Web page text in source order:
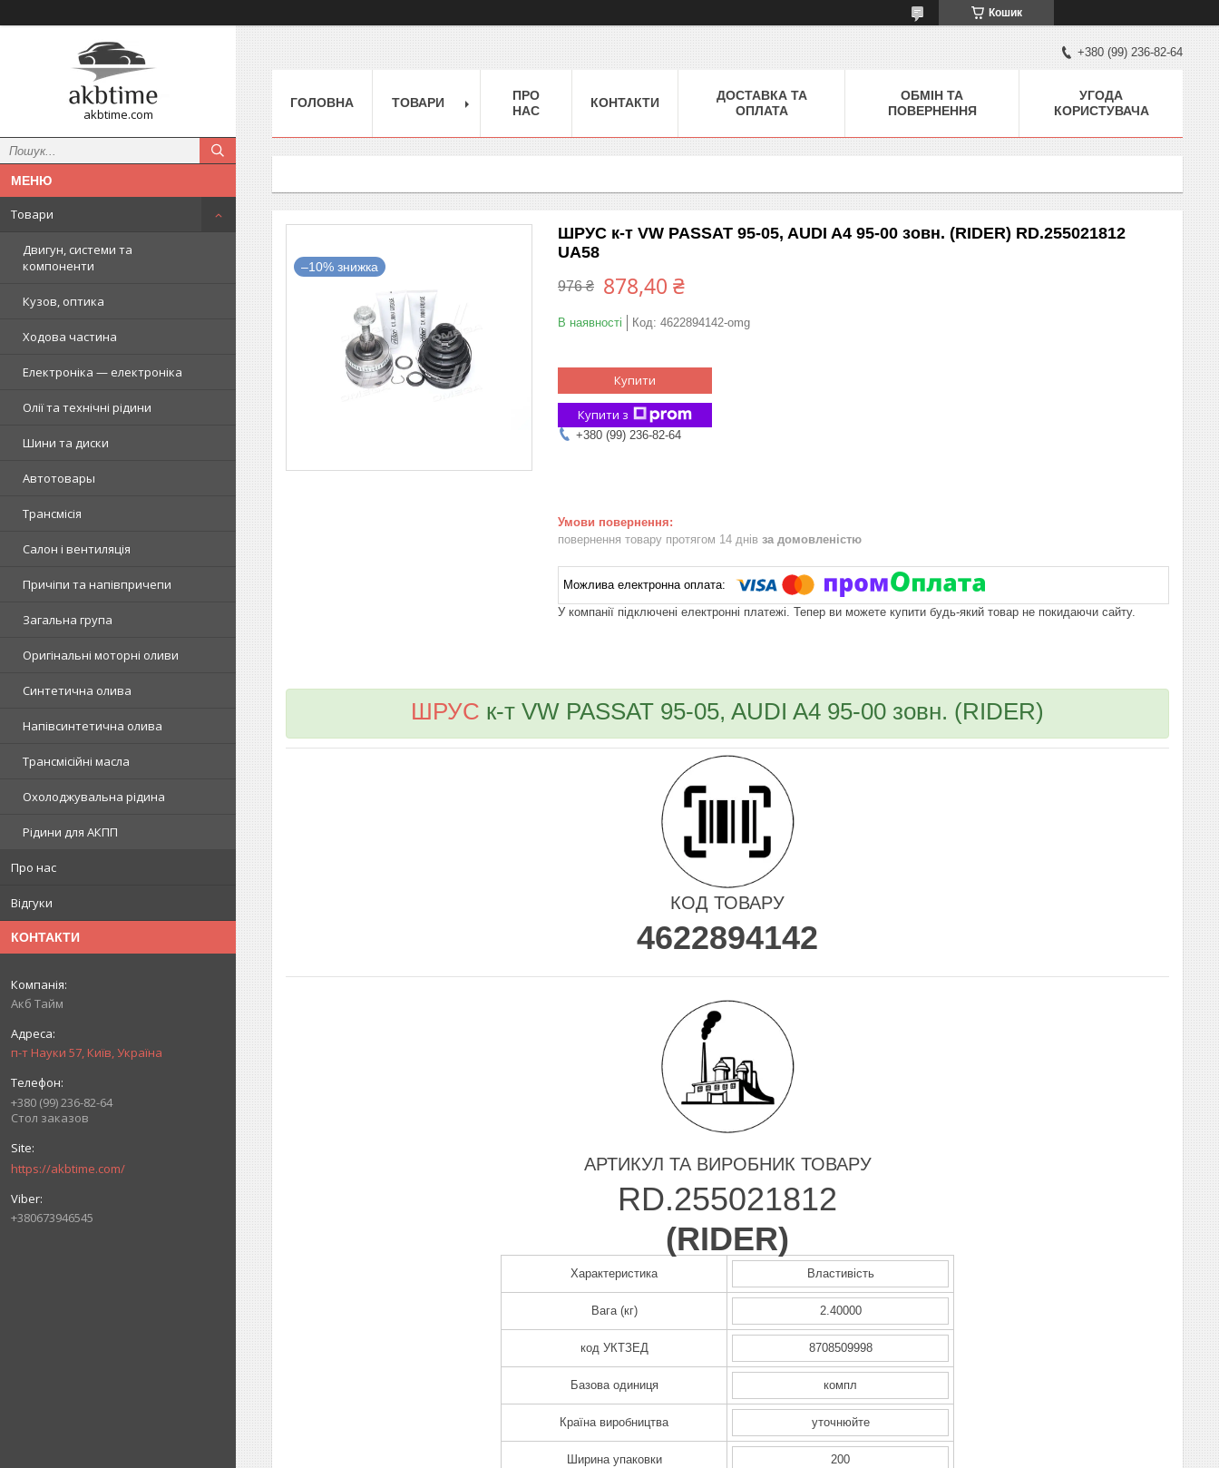
Кошик
akbtime.com
Товари
Двигун, системи та
компоненти
Кузов, оптика
Ходова частина
Електроніка — електроніка
Олії та технічні рідини
Шини та диски
Автотовары
Трансмісія
Салон і вентиляція
Причіпи та напівпричепи
Загальна група
Оригінальні моторні оливи
Синтетична олива
Напівсинтетична олива
Трансмісійні масла
Охолоджувальна рідина
Рідини для АКПП
Про нас
Відгуки
КОНТАКТИ
Акб Тайм
п-т Науки 57, Київ, Україна
+380 (99) 236-82-64
Стол заказов
https://akbtime.com/
+380673946545
+380 (99) 236-82-64
ГОЛОВНА ТОВАРИ
ПРО
НАС
КОНТАКТИ
ДОСТАВКА ТА
ОПЛАТА
ОБМІН ТА
ПОВЕРНЕННЯ
УГОДА
КОРИСТУВАЧА
–10%
ШРУС к-т VW PASSAT 95-05, AUDI A4 95-00 зовн. (RIDER) RD.255021812
UA58
976 ₴ 878,40 ₴
В наявності Код: 4622894142-omg
Купити
Купити з
+380 (99) 236-82-64
повернення товару протягом 14 днів за домовленістю
У компанії підключені електронні платежі. Тепер ви можете купити будь-який товар не покидаючи сайту.
ШРУС к-т VW PASSAT 95-05, AUDI A4 95-00 зовн. (RIDER)
КОД ТОВАРУ
4622894142
АРТИКУЛ ТА ВИРОБНИК ТОВАРУ
RD.255021812
(RIDER)
Характеристика Властивість
Вага (кг) 2.40000
код УКТЗЕД 8708509998
Базова одиниця компл
Країна виробництва уточнюйте
Ширина упаковки 200